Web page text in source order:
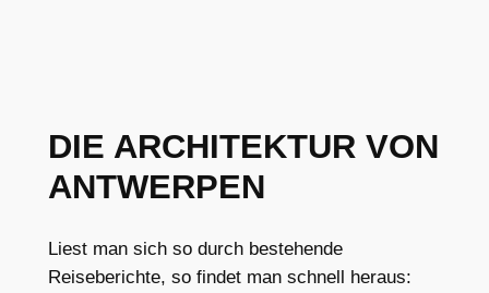
DIE ARCHITEKTUR VON
ANTWERPEN
Liest man sich so durch bestehende
Reiseberichte, so findet man schnell heraus: